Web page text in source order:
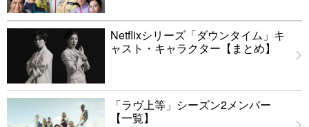
Netflixシリーズ「ダウンタイム」キ
ャスト・キャラクター【まとめ】
「ラヴ上等」シーズン2メンバー
【一覧】